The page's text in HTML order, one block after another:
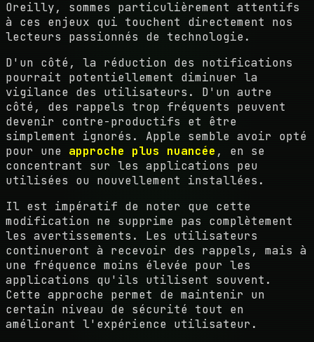
Oreilly, sommes particulièrement attentifs
à ces enjeux qui touchent directement nos
lecteurs passionnés de technologie.
D'un côté, la réduction des notifications
pourrait potentiellement diminuer la
vigilance des utilisateurs. D'un autre
côté, des rappels trop fréquents peuvent
devenir contre-productifs et être
simplement ignorés. Apple semble avoir opté
pour une approche plus nuancée , en se
concentrant sur les applications peu
utilisées ou nouvellement installées.
Il est impératif de noter que cette
modification ne supprime pas complètement
les avertissements. Les utilisateurs
continueront à recevoir des rappels, mais à
une fréquence moins élevée pour les
applications qu'ils utilisent souvent.
Cette approche permet de maintenir un
certain niveau de sécurité tout en
améliorant l'expérience utilisateur.